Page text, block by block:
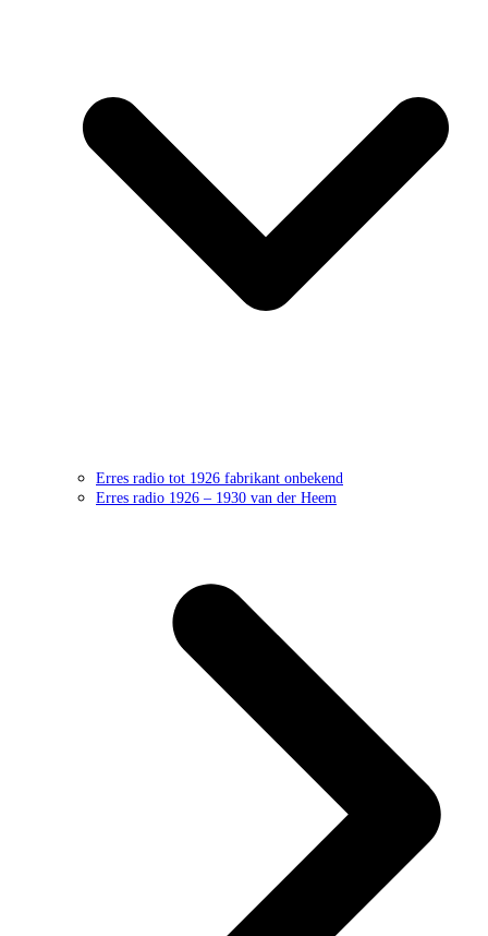
Erres radio tot 1926 fabrikant onbekend
Erres radio 1926 – 1930 van der Heem